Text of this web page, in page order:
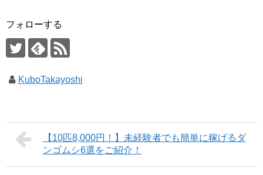
フォローする
KuboTakayoshi
【10匹8,000円！】未経験者でも簡単に稼げるダ
ンゴムシ6選をご紹介！